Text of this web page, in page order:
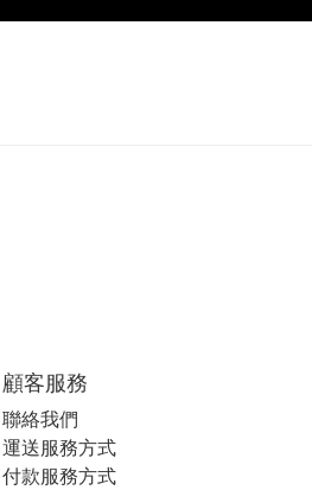
顧客服務
聯絡我們
運送服務方式
付款服務方式